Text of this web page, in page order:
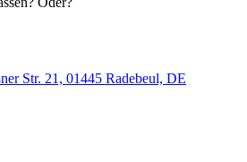
Str. 21, 01445 Radebeul, DE